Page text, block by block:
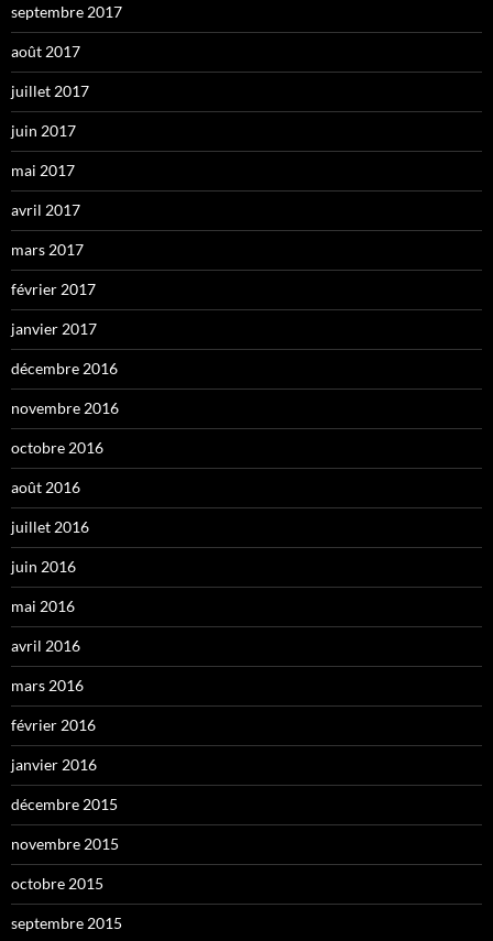
septembre 2017
août 2017
juillet 2017
juin 2017
mai 2017
avril 2017
mars 2017
février 2017
janvier 2017
décembre 2016
novembre 2016
octobre 2016
août 2016
juillet 2016
juin 2016
mai 2016
avril 2016
mars 2016
février 2016
janvier 2016
décembre 2015
novembre 2015
octobre 2015
septembre 2015